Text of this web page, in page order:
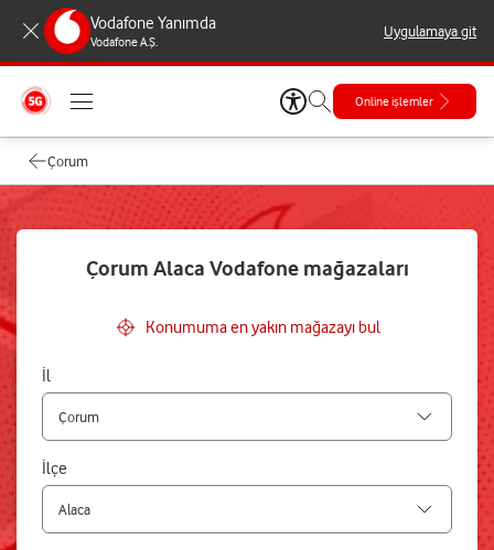
Vodafone Yanımda
Vodafone A.Ş.
Uygulamaya git
Online işlemler
Çorum
Çorum Alaca Vodafone mağazaları
Konumuma en yakın mağazayı bul
İl
İlçe